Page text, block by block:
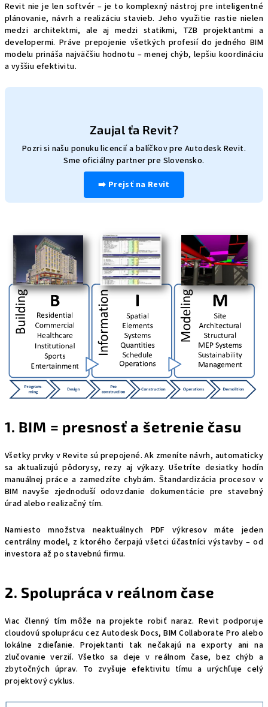
Revit nie je len softvér – je to komplexný nástroj pre inteligentné
plánovanie, návrh a realizáciu stavieb. Jeho využitie rastie nielen
medzi architektmi, ale aj medzi statikmi, TZB projektantmi a
developermi. Práve prepojenie všetkých profesií do jedného BIM
modelu prináša najväčšiu hodnotu – menej chýb, lepšiu koordináciu
a vyššiu efektivitu.
Zaujal ťa Revit?
Pozri si našu ponuku licencií a balíčkov pre Autodesk Revit.
Sme oficiálny partner pre Slovensko.
➡️ Prejsť na Revit
1. BIM = presnosť a šetrenie času
Všetky prvky v Revite sú prepojené. Ak zmeníte návrh, automaticky
sa aktualizujú pôdorysy, rezy aj výkazy. Ušetríte desiatky hodín
manuálnej práce a zamedzíte chybám. Štandardizácia procesov v
BIM navyše zjednoduší odovzdanie dokumentácie pre stavebný
úrad alebo realizačný tím.
Namiesto množstva neaktuálnych PDF výkresov máte jeden
centrálny model, z ktorého čerpajú všetci účastníci výstavby – od
investora až po stavebnú firmu.
2. Spolupráca v reálnom čase
Viac členný tím môže na projekte robiť naraz. Revit podporuje
cloudovú spoluprácu cez Autodesk Docs, BIM Collaborate Pro alebo
lokálne zdieľanie. Projektanti tak nečakajú na exporty ani na
zlučovanie verzií. Všetko sa deje v reálnom čase, bez chýb a
zbytočných úprav. To zvyšuje efektivitu tímu a urýchľuje celý
projektový cyklus.